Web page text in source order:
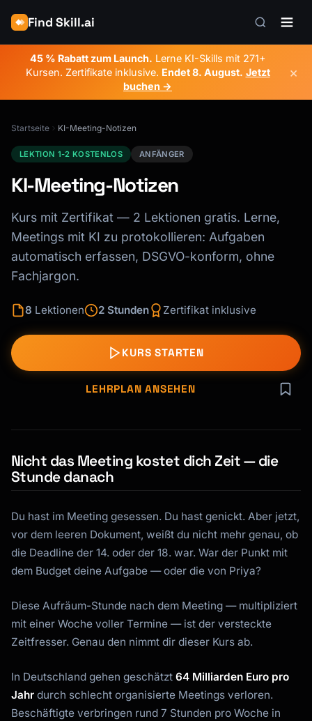
Find Skill.ai
45 % Rabatt zum Launch. Lerne KI-Skills mit 271+
Kursen. Zertifikate inklusive. Endet8. August. Jetzt
buchen →
×
Startseite KI-Meeting-Notizen
LEKTION 1-2 KOSTENLOS ANFÄNGER
KI-Meeting-Notizen
Kurs mit Zertifikat — 2 Lektionen gratis. Lerne,
Meetings mit KI zu protokollieren: Aufgaben
automatisch erfassen, DSGVO-konform, ohne
Fachjargon.
8 Lektionen 2 Stunden Zertifikat inklusive
KURS STARTEN
LEHRPLAN ANSEHEN
Nicht das Meeting kostet dich Zeit — die
Stunde danach
Du hast im Meeting gesessen. Du hast genickt. Aber jetzt,
vor dem leeren Dokument, weißt du nicht mehr genau, ob
die Deadline der 14. oder der 18. war. War der Punkt mit
dem Budget deine Aufgabe — oder die von Priya?
Diese Aufräum-Stunde nach dem Meeting — multipliziert
mit einer Woche voller Termine — ist der versteckte
Zeitfresser. Genau den nimmt dir dieser Kurs ab.
In Deutschland gehen geschätzt 64 Milliarden Euro pro
Jahr durch schlecht organisierte Meetings verloren.
Beschäftigte verbringen rund 7 Stunden pro Woche in